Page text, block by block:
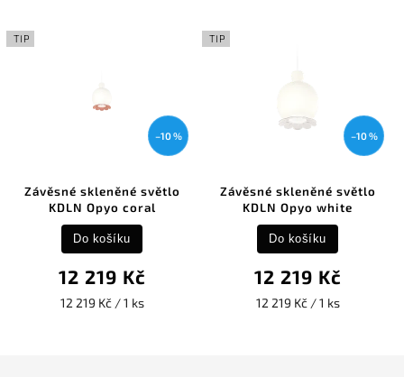
TIP
–10 %
Závěsné skleněné světlo
KDLN Opyo coral
12 219 Kč
12 219 Kč / 1 ks
Do košíku
TIP
–10 %
Závěsné skleněné světlo
KDLN Opyo white
12 219 Kč
12 219 Kč / 1 ks
Do košíku